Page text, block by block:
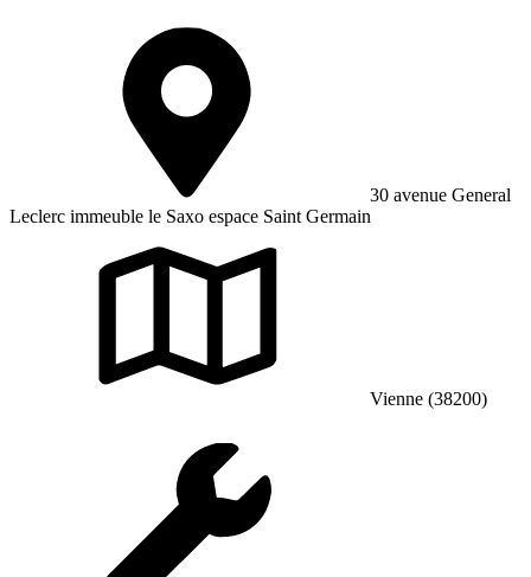
30 avenue General
Leclerc immeuble le Saxo espace Saint Germain
Vienne (38200)